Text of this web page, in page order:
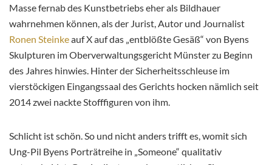
Masse fernab des Kunstbetriebs eher als Bildhauer
wahrnehmen können, als der Jurist, Autor und Journalist
Ronen Steinkeauf X auf das „entblößte Gesäß“ von Byens
Skulpturen im Oberverwaltungsgericht Münster zu Beginn
des Jahres hinwies. Hinter der Sicherheitsschleuse im
vierstöckigen Eingangssaal des Gerichts hocken nämlich seit
2014 zwei nackte Stofffiguren von ihm.
Schlicht ist schön. So und nicht anders trifft es, womit sich
Ung-Pil Byens Porträtreihe in „Someone“ qualitativ